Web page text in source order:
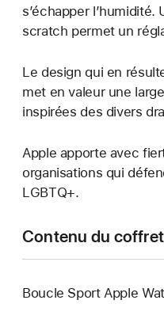
s’échapper
scratch permet un
Le design qui en
met en valeur une
inspirées des divers
Apple apporte avec
organisations qui
LGBTQ+.
Contenu du coffret
Boucle Sport Apple